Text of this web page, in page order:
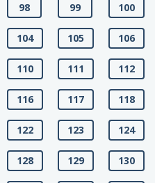
98 99 100
104 105 106
110 111 112
116 117 118
122 123 124
128 129 130